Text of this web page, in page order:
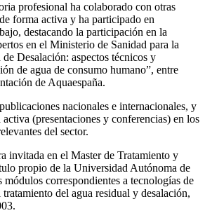
profesional ha colaborado con otras
forma activa y ha participado en
destacando la participación en la
en el Ministerio de Sanidad para la
Desalación: aspectos técnicos y
de agua de consumo humano”, entre
de Aquaespaña.
nacionales e internacionales, y
(presentaciones y conferencias) en los
del sector.
invitada en el Master de Tratamiento y
propio de la Universidad Autónoma de
correspondientes a tecnologías de
del agua residual y desalación,